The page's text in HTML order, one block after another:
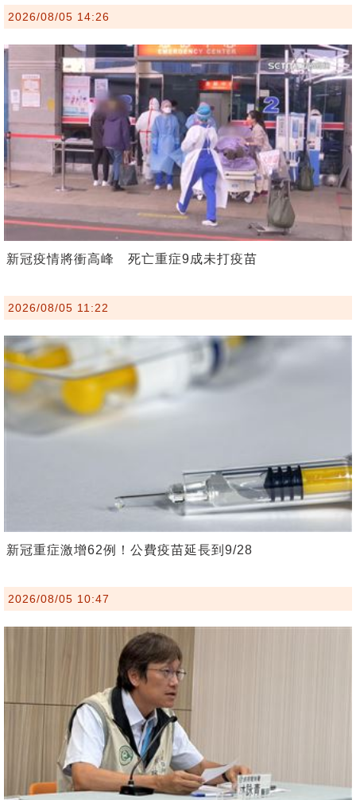
2026/08/05 14:26
新冠疫情將衝高峰 死亡重症9成未打疫苗
2026/08/05 11:22
新冠重症激增62例！公費疫苗延長到9/28
2026/08/05 10:47